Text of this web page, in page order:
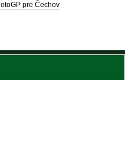
pre Čechov